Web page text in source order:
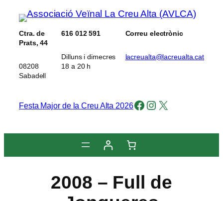
contingut
Ctra. de
Prats, 44
08208
Sabadell
616 012 591
Dilluns i dimecres
18 a 20 h
Correu electrònic
lacreualta@lacreualta.cat
Festa Major de la Creu Alta 2026Facebook
Instagram
X
2008 – Full de